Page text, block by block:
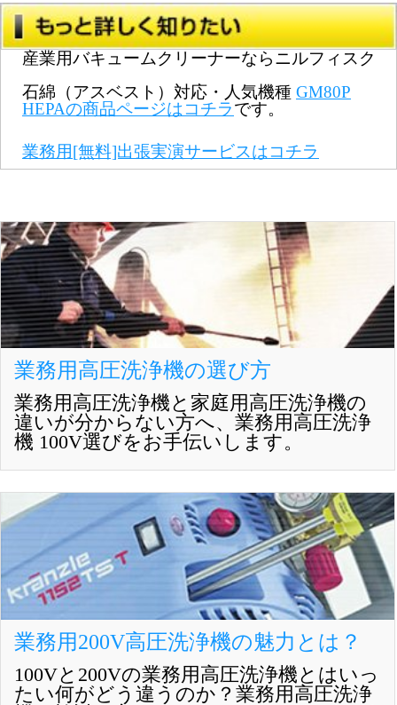
産業用バキュームクリーナーならニルフィスク
石綿（アスベスト）対応・人気機種 GM80P
HEPAの商品ページはコチラです。
業務用[無料]出張実演サービスはコチラ
業務用高圧洗浄機の選び方
業務用高圧洗浄機と家庭用高圧洗浄機の
違いが分からない方へ、業務用高圧洗浄
機 100V選びをお手伝いします。
業務用200V高圧洗浄機の魅力とは？
100Vと200Vの業務用高圧洗浄機とはいっ
たい何がどう違うのか？業務用高圧洗浄